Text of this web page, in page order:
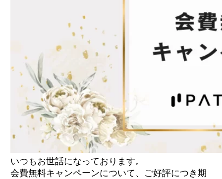
いつもお世話になっております。
会費無料キャンペーンについて、ご好評につき期